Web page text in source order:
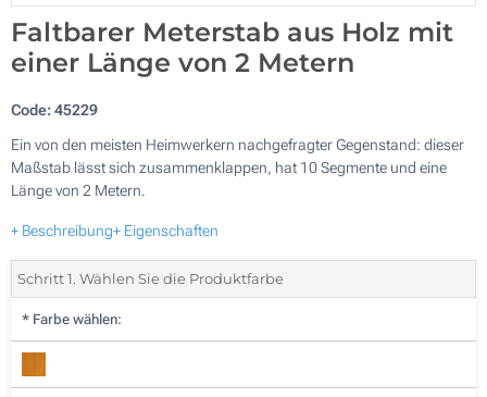
Faltbarer Meterstab aus Holz mit
einer Länge von 2 Metern
Code:45229
Ein von den meisten Heimwerkern nachgefragter Gegenstand: dieser
Maßstab lässt sich zusammenklappen, hat 10 Segmente und eine
Länge von 2 Metern.
+ Beschreibung+ Eigenschaften
Schritt 1. Wählen Sie die Produktfarbe
* Farbe wählen: